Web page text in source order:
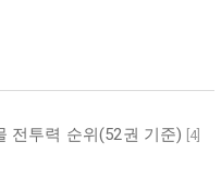
전투력 순위(52권 기준) 4]